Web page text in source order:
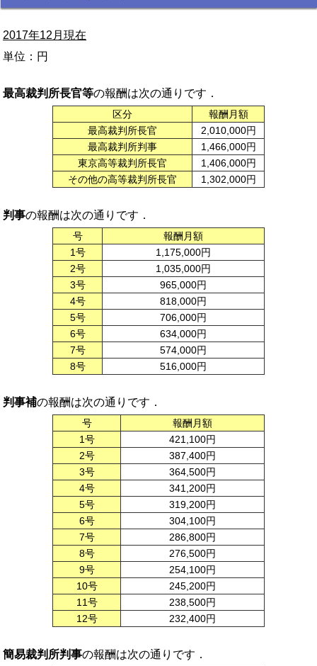
2017年12月現在
単位：円
最高裁判所長官等の報酬は次の通りです．
区分
報酬月額
最高裁判所長官
2,010,000円
最高裁判所判事
1,466,000円
東京高等裁判所長官
1,406,000円
その他の高等裁判所長官
1,302,000円
判事の報酬は次の通りです．
号
報酬月額
1号
1,175,000円
2号
1,035,000円
3号
965,000円
4号
818,000円
5号
706,000円
6号
634,000円
7号
574,000円
8号
516,000円
判事補の報酬は次の通りです．
号
報酬月額
1号
421,100円
2号
387,400円
3号
364,500円
4号
341,200円
5号
319,200円
6号
304,100円
7号
286,800円
8号
276,500円
9号
254,100円
10号
245,200円
11号
238,500円
12号
232,400円
簡易裁判所判事の報酬は次の通りです．